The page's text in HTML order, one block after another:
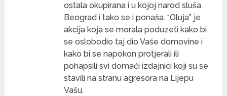
ostala okupirana i u kojoj narod sluša
Beograd i tako se i ponaša. “Oluja” je
akcija koja se morala poduzeti kako bi
se oslobodio taj dio Vaše domovine i
kako bi se napokon protjerali ili
pohapsili svi domaći izdajnici koji su se
stavili na stranu agresora na Lijepu
Vašu.